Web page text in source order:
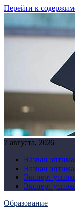
Перейти к
7 августа, 2026
Назван
Назван
Эксперт
Эксперт
Образование